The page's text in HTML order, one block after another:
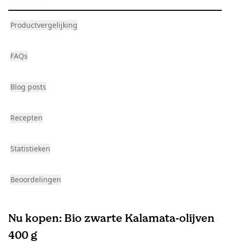
Productvergelijking
FAQs
Blog posts
Recepten
Statistieken
Beoordelingen
Nu kopen: Bio zwarte Kalamata-olijven
400 g